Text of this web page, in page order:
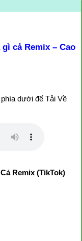
cả Remix – Cao
dưới để Tải Về
Remix (TikTok)